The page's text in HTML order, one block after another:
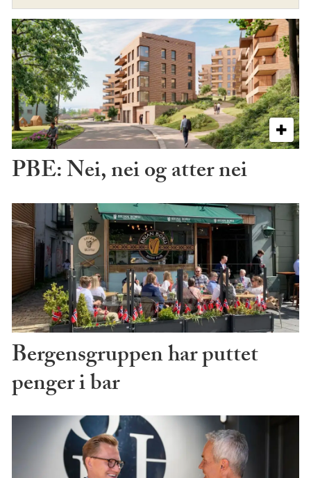
PBE: Nei, nei og atter nei
Bergensgruppen har puttet
penger i bar